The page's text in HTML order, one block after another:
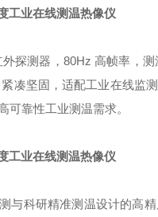
工业在线测温热像仪
外探测器，80Hz 高帧率，
凑坚固，适配工业在线监
可靠性工业测温需求。
工业在线测温热像仪
与科研精准测温设计的高